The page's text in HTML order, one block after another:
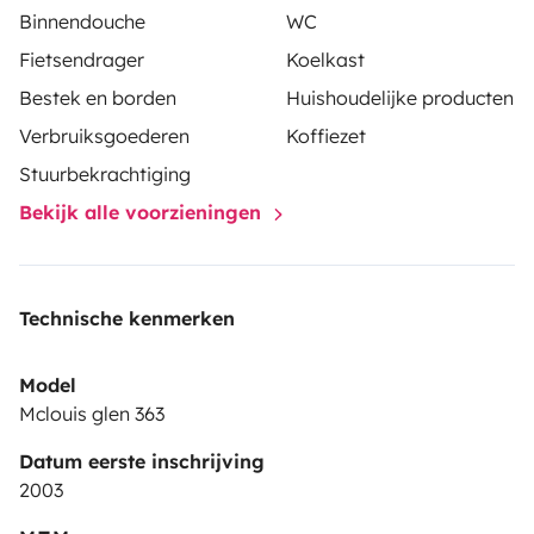
Binnendouche
WC
Fietsendrager
Koelkast
Bestek en borden
Huishoudelijke producten
Verbruiksgoederen
Koffiezet
Stuurbekrachtiging
Bekijk alle voorzieningen
Technische kenmerken
Model
Mclouis glen 363
Datum eerste inschrijving
2003